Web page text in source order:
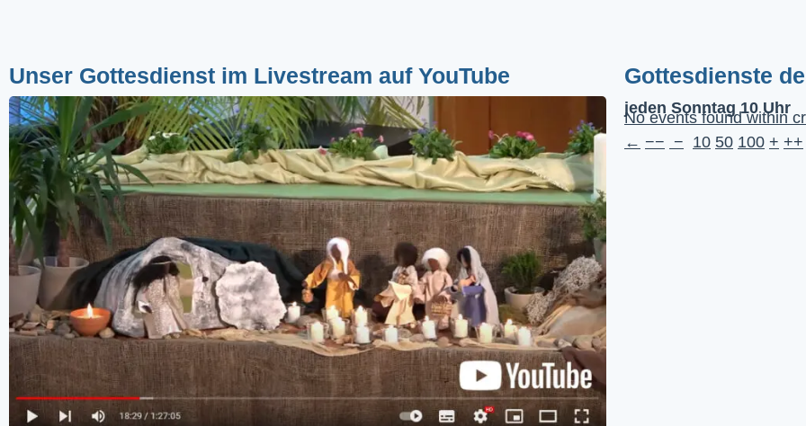
Unser Gottesdienst im Livestream auf YouTube Gottesdienste
jeden Sonntag 10 Uhr
No events found within
← −− − 10 50 100 + ++